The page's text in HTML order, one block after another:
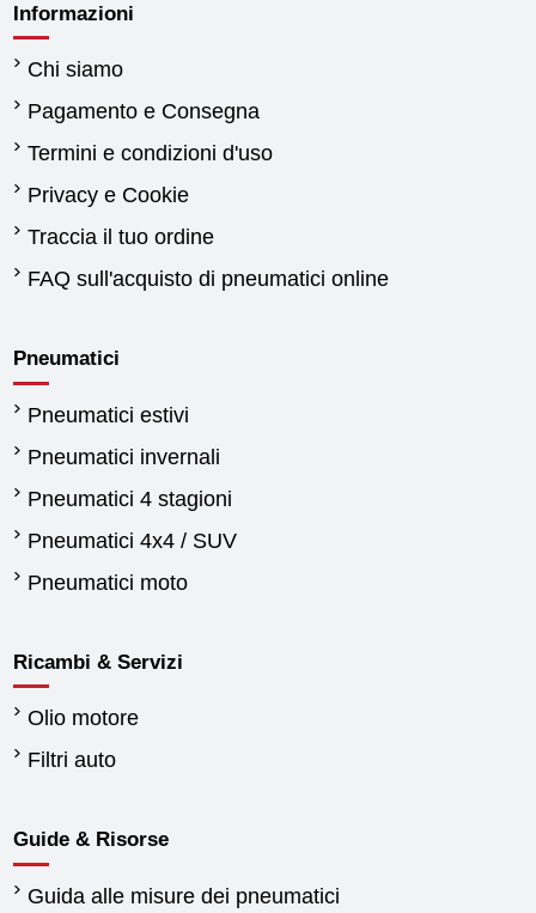
Informazioni
Chi siamo
Pagamento e Consegna
Termini e condizioni d'uso
Privacy e Cookie
Traccia il tuo ordine
FAQ sull'acquisto di pneumatici online
Pneumatici
Pneumatici estivi
Pneumatici invernali
Pneumatici 4 stagioni
Pneumatici 4x4 / SUV
Pneumatici moto
Ricambi & Servizi
Olio motore
Filtri auto
Guide & Risorse
Guida alle misure dei pneumatici